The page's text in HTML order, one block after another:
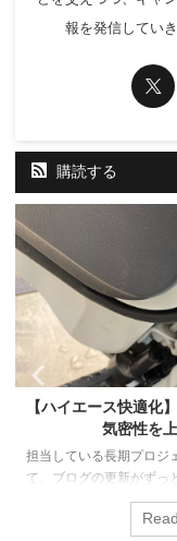
報を発信してい
購読する
【ハイエース快適化
気密性を
担当している長期プロジ
て、ブログの更新がずっ
た。（反省。。） また
いと思いますので、よろ